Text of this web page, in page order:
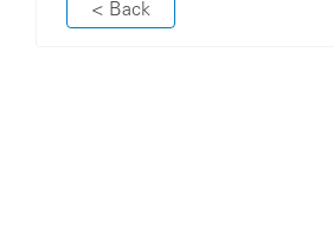
< Back